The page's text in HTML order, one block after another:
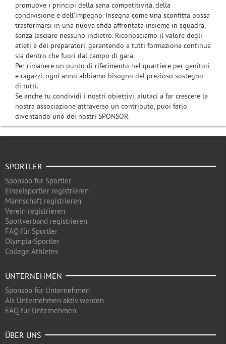
promuove i principi della sana competitività, della
condivisione e dell'impegno. Insegna come una sconfitta possa
trasformarsi in una nuova sfida affrontata insieme in squadra,
senza lasciare nessuno indietro. Riconosciamo il valore degli
atleti e dei preparatori, garantendo a tutti formazione continua
sia dentro che fuori dal campo di gara.
Per rimanere un punto di riferimento nel quartiere per genitori
e ragazzi, ogni anno abbiamo bisogno del prezioso sostegno
di tutti.
Se anche tu condividi i nostri obiettivi, aiutaci a far crescere la
nostra associazione attraverso un contributo, puoi farlo
diventando uno dei nostri SPONSOR.
SPORTLER
Sponsoo für Sportler
Einzelsportler registrieren
Mannschaft registrieren
Verein registrieren
Sportverband registrieren
FAQ für Sportler
Olympia-Sportler
College Athletes
UNTERNEHMEN
Sponsoo für Unternehmen
Als Unternehmen aktiv werden
FAQ für Unternehmen
ÜBER UNS